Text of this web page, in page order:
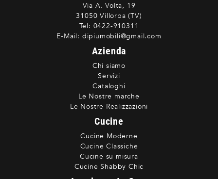
Via A. Volta, 19
31050 Villorba (TV)
Tel: 0422-910311
E-Mail: dipiumobili@gmail.com
Azienda
Chi siamo
Servizi
Cataloghi
Le Nostre marche
Le Nostre Realizzazioni
Cucine
Cucine Moderne
Cucine Classiche
Cucine su misura
Cucine Shabby Chic